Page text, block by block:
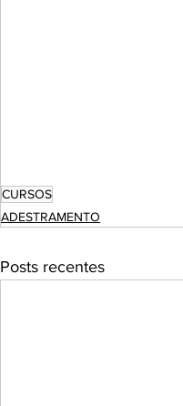
CURSOS
ADESTRAMENTO
Posts recentes